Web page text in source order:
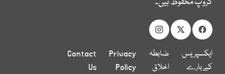
ایکسپریس
کے بارے
ضابطہ
اخلاق
Privacy
Policy
Contact
Us